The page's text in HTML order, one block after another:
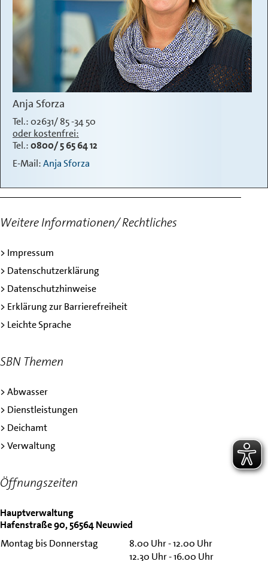
Anja Sforza
Tel.: 02631/ 85 -34 50
oder kostenfrei:
Tel.:0800/ 5 65 64 12
E-Mail:Anja Sforza
Weitere Informationen/ Rechtliches
> Impressum
> Datenschutzerklärung
> Datenschutzhinweise
> Erklärung zur Barrierefreiheit
> Leichte Sprache
SBN Themen
> Abwasser
> Dienstleistungen
> Deichamt
> Verwaltung
Öffnungszeiten
Hauptverwaltung
Hafenstraße 90, 56564 Neuwied
Montag bis Donnerstag
8.00 Uhr - 12.00 Uhr
12.30 Uhr - 16.00 Uhr